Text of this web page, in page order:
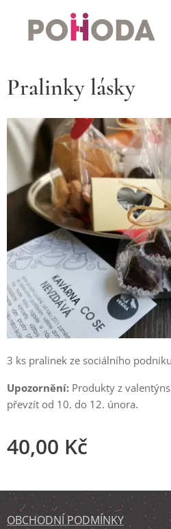
Pralinky lásky
3 ks pralinek ze sociálního
Upozornění: Produkty z
převzít od 10. do 12. února.
40,00 Kč
OBCHODNÍ PODMÍNKY